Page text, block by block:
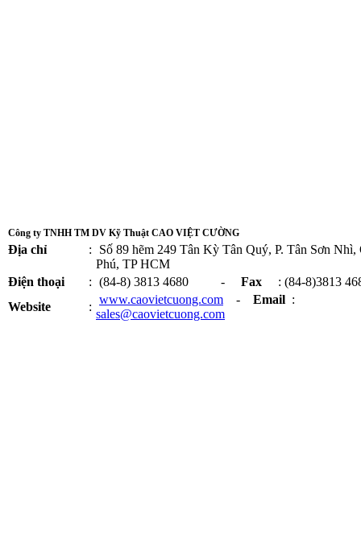
Công ty TNHH TM DV Kỹ Thuật CAO VIỆT CƯỜNG
Địa chỉ :
Số 89 hẽm 249 Tân Kỳ Tân Quý, P. Tân Sơn Nhì,
Phú, TP HCM
Điện thoại
: (84-8) 3813 4680 - Fax
: (84-8)3813
Website
:
www.caovietcuong.com - Email :
sales@caovietcuong.com